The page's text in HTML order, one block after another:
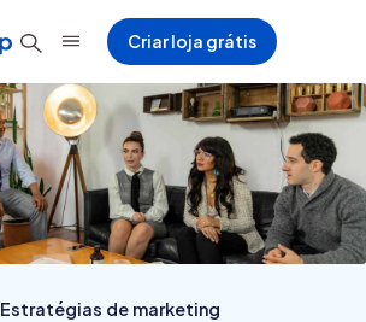
Criar loja grátis
Estratégias de marketing